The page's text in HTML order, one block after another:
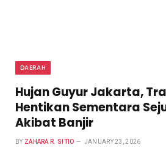
DAERAH
Hujan Guyur Jakarta,
Hentikan Sementara
Akibat Banjir
BY ZAHARA R. SITIO JANUARY 23, 2026